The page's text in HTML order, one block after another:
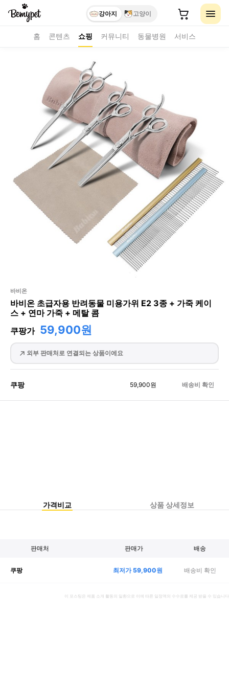
강아지 고양이
홈 콘텐츠 쇼핑 커뮤니티 동물병원 서비스
바비온
바비온 초급자용 반려동물 미용가위 E2 3종 + 가죽 케이
스 + 연마 가죽 + 메탈 콤
쿠팡가 59,900원
외부 판매처로 연결되는 상품이에요
쿠팡 59,900원 배송비 확인
가격비교 상품 상세정보
판매처 판매가 배송
쿠팡 최저가59,900원 배송비 확인
이 포스팅은 제품 소개 활동의 일환으로 이에 따른 일정액의 수수료를 제공 받을 수 있습니다